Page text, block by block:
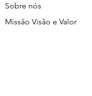
Sobre nós
Missão Visão e Valor